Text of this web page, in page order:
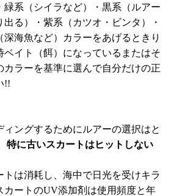
緑系（シイラなど）・黒系（ルアー
る）・紫系（カツオ・ビンタ）・
海魚など）カラーをあげるときり
ベイト（餌）になっているまたはそ
カラーを基準に選んで自分だけの正
!!
ィングするためにルアーの選択はと
特に古いスカートはヒットしない
トは消耗し、海中で日光を受けキラ
カートのUV添加剤は使用頻度と年